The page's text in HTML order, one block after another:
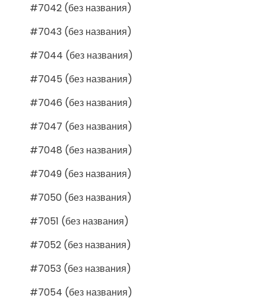
#7042 (без названия)
#7043 (без названия)
#7044 (без названия)
#7045 (без названия)
#7046 (без названия)
#7047 (без названия)
#7048 (без названия)
#7049 (без названия)
#7050 (без названия)
#7051 (без названия)
#7052 (без названия)
#7053 (без названия)
#7054 (без названия)